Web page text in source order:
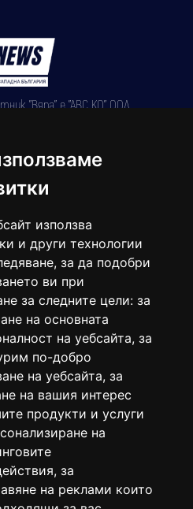
използва
и други технологии
за да подобри
ви при
за следните цели: за
на основната
на уебсайта, за
по-добро
на уебсайта, за
на вашия интерес
продукти и услуги
на
, за
на реклами които
"Вяра" е "АВС КО" ООД,
43